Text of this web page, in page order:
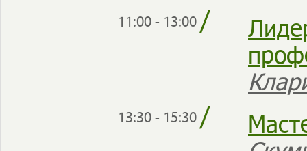
11:00 - 13:00/
13:30 - 15:30/